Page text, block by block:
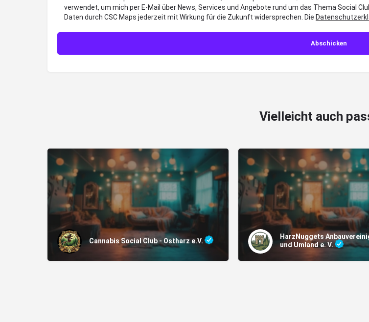
verwendet, um mich per E-Mail über News, Services und Angebote rund um das Thema Social
Daten durch CSC Maps jederzeit mit Wirkung für die Zukunft widersprechen. Die
Vielleicht auch
Cannabis Social Club - Ostharz e.V.
HarzNuggets
und Umland e. V.